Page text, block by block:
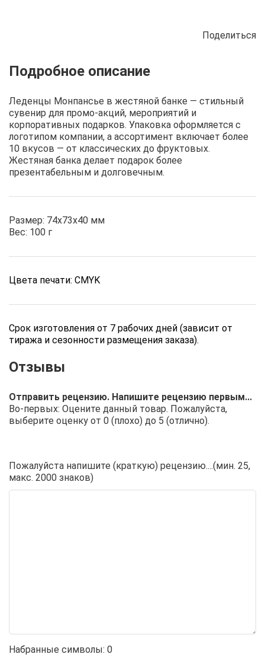
Поделиться
Описание Отзывы Рецепты
Леденцы Монпансье в жестяной банке — стильный
сувенир для промо-акций, мероприятий и
корпоративных подарков. Упаковка оформляется с
логотипом компании, а ассортимент включает более
10 вкусов — от классических до фруктовых.
Жестяная банка делает подарок более
презентабельным и долговечным.
Размер: 74х73х40 мм
Вес: 100 г
Цвета печати: CMYK
Срок изготовления от 7 рабочих дней (зависит от
тиража и сезонности размещения заказа).
Отправить рецензию. Напишите рецензию первым...
Во-первых: Оцените данный товар. Пожалуйста,
выберите оценку от 0 (плохо) до 5 (отлично).
Пожалуйста напишите (краткую) рецензию....(мин. 25,
макс. 2000 знаков)
Набранные символы: 0